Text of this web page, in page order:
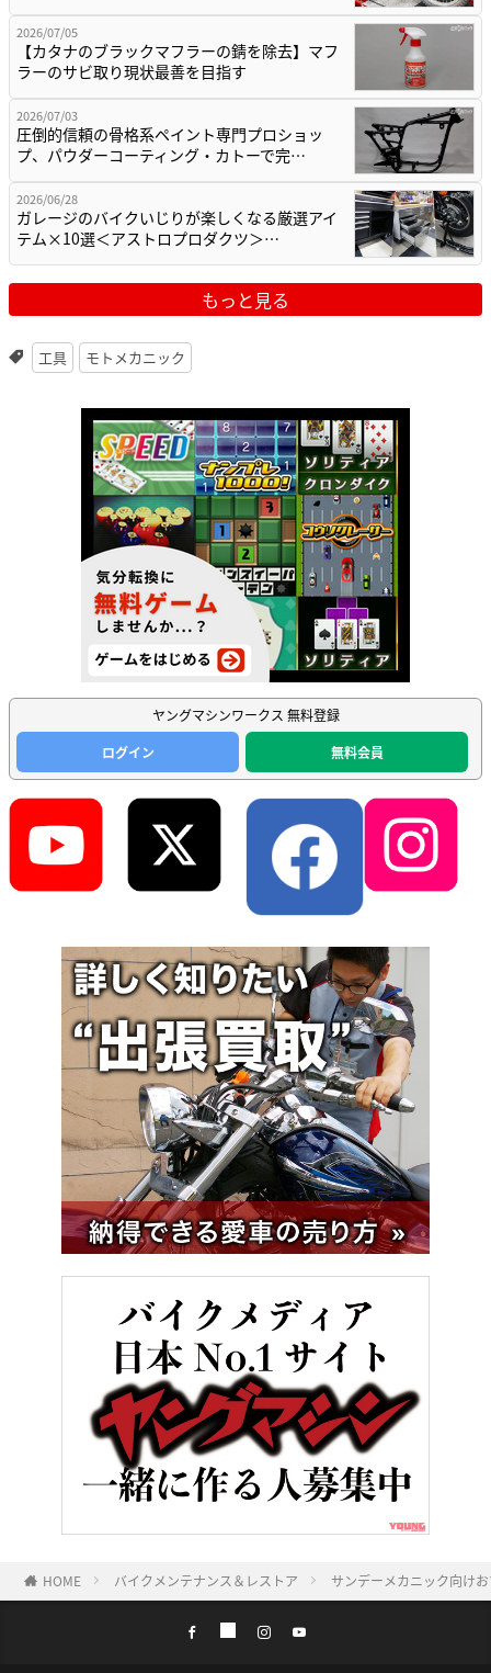
2026/07/05
【カタナのブラックマフラーの錆を除去】マフ
ラーのサビ取り現状最善を目指す
2026/07/03
圧倒的信頼の骨格系ペイント専門プロショッ
プ、パウダーコーティング・カトーで完…
2026/06/28
ガレージのバイクいじりが楽しくなる厳選アイ
テム×10選＜アストロプロダクツ＞…
もっと見る
工具 モトメカニック
ヤングマシンワークス 無料登録
ログイン
無料会員
HOME バイクメンテナンス＆レストア サンデーメカニック向け